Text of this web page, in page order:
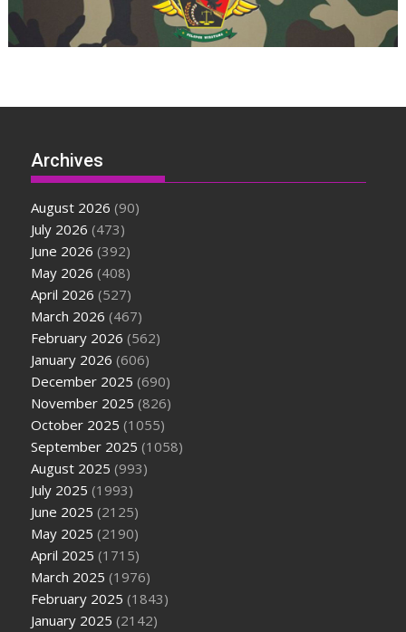
Archives
August 2026 (90)
July 2026 (473)
June 2026 (392)
May 2026 (408)
April 2026 (527)
March 2026 (467)
February 2026 (562)
January 2026 (606)
December 2025 (690)
November 2025 (826)
October 2025 (1055)
September 2025 (1058)
August 2025 (993)
July 2025 (1993)
June 2025 (2125)
May 2025 (2190)
April 2025 (1715)
March 2025 (1976)
February 2025 (1843)
January 2025 (2142)